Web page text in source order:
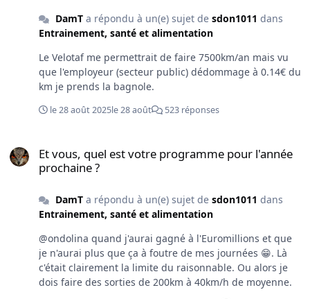
DamTa répondu à un(e) sujet de sdon1011 dans
Entrainement, santé et alimentation
Le Velotaf me permettrait de faire 7500km/an mais vu
que l'employeur (secteur public) dédommage à 0.14€ du
km je prends la bagnole.
le 28 août 2025le 28 août 523 réponses
Et vous, quel est votre programme pour l'année
prochaine ?
DamTa répondu à un(e) sujet de sdon1011 dans
Entrainement, santé et alimentation
@ondolina quand j'aurai gagné à l'Euromillions et que
je n'aurai plus que ça à foutre de mes journées 😁. Là
c'était clairement la limite du raisonnable. Ou alors je
dois faire des sorties de 200km à 40km/h de moyenne.